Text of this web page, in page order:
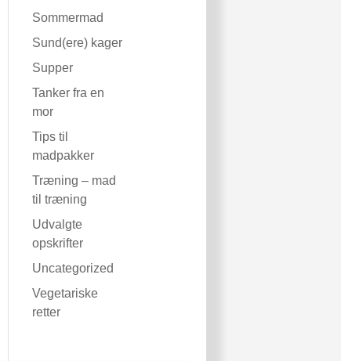
Sommermad
Sund(ere) kager
Supper
Tanker fra en
mor
Tips til
madpakker
Træning – mad
til træning
Udvalgte
opskrifter
Uncategorized
Vegetariske
retter